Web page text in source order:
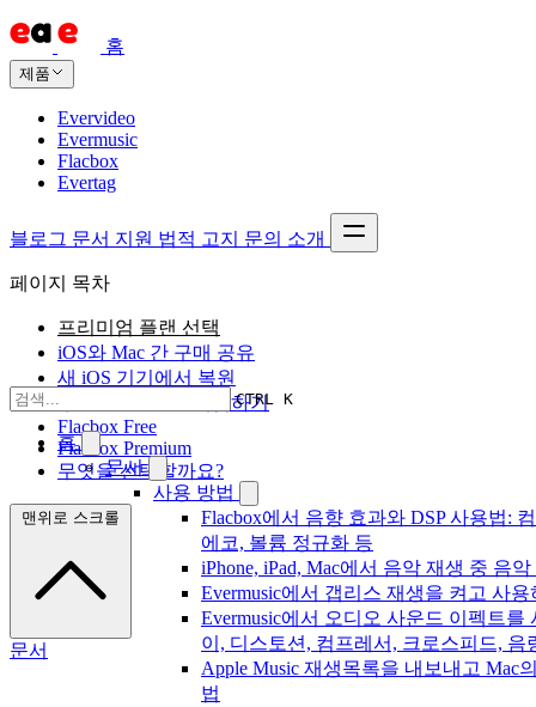
홈
제품
Evervideo
Evermusic
Flacbox
Evertag
블로그 문서 지원 법적 고지 문의 소개
CTRL K
홈
문서
사용 방법
Flacbox에서 음향 효과와 DSP 사용법:
에코, 볼륨 정규화 등
iPhone, iPad, Mac에서 음악 재생 중 음
Evermusic에서 갭리스 재생을 켜고 사
Evermusic에서 오디오 사운드 이펙트
이, 디스토션, 컴프레서, 크로스피드, 음
Apple Music 재생목록을 내보내고 Mac
법
페이지 목차
프리미엄 플랜 선택
iOS와 Mac 간 구매 공유
새 iOS 기기에서 복원
무료로 Premium 체험하기
Flacbox Free
Flacbox Premium
무엇을 선택할까요?
맨위로 스크롤
문서